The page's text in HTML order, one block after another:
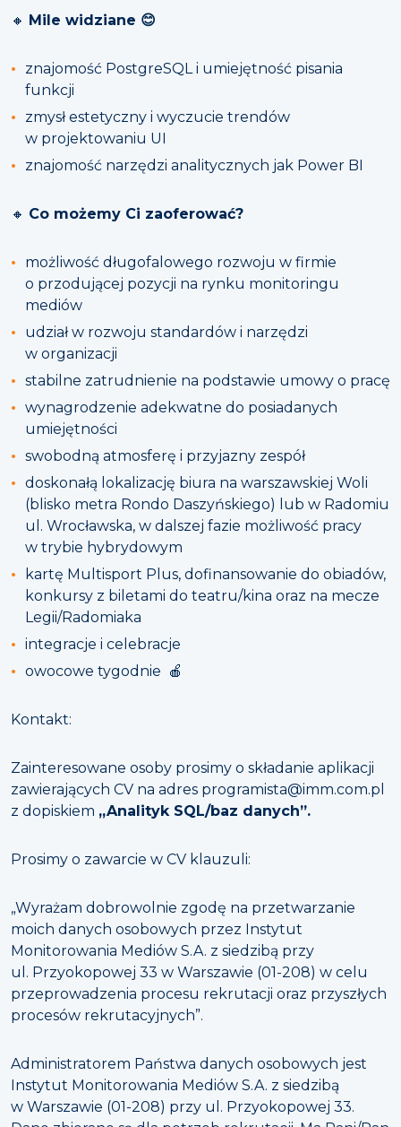
🔸 Mile widziane 😊
znajomość PostgreSQL i umiejętność pisania
funkcji
zmysł estetyczny i wyczucie trendów
w projektowaniu UI
znajomość narzędzi analitycznych jak Power BI
🔸 Co możemy Ci zaoferować?
możliwość długofalowego rozwoju w firmie
o przodującej pozycji na rynku monitoringu
mediów
udział w rozwoju standardów i narzędzi
w organizacji
stabilne zatrudnienie na podstawie umowy o pracę
wynagrodzenie adekwatne do posiadanych
umiejętności
swobodną atmosferę i przyjazny zespół
doskonałą lokalizację biura na warszawskiej Woli
(blisko metra Rondo Daszyńskiego) lub w Radomiu
ul. Wrocławska, w dalszej fazie możliwość pracy
w trybie hybrydowym
kartę Multisport Plus, dofinansowanie do obiadów,
konkursy z biletami do teatru/kina oraz na mecze
Legii/Radomiaka
integracje i celebracje
owocowe tygodnie 🍎
Kontakt:
Zainteresowane osoby prosimy o składanie aplikacji
zawierających CV na adres programista@imm.com.pl
z dopiskiem „Analityk SQL/baz danych”.
Prosimy o zawarcie w CV klauzuli:
„Wyrażam dobrowolnie zgodę na przetwarzanie
moich danych osobowych przez Instytut
Monitorowania Mediów S.A. z siedzibą przy
ul. Przyokopowej 33 w Warszawie (01-208) w celu
przeprowadzenia procesu rekrutacji oraz przyszłych
procesów rekrutacyjnych”.
Administratorem Państwa danych osobowych jest
Instytut Monitorowania Mediów S.A. z siedzibą
w Warszawie (01-208) przy ul. Przyokopowej 33.